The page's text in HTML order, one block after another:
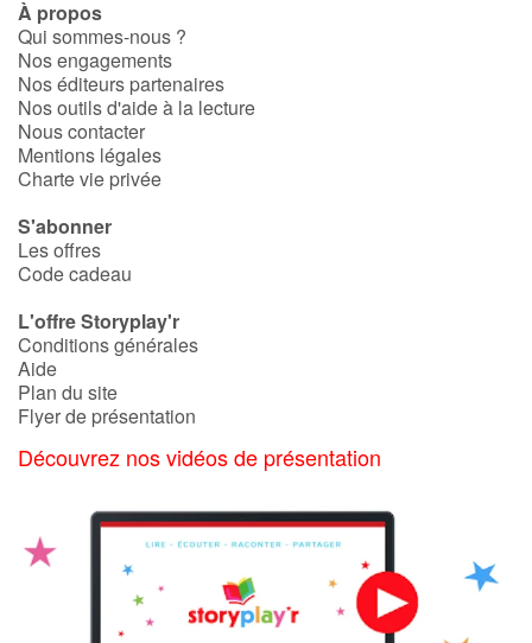
À propos
Qui sommes-nous ?
Nos engagements
Nos éditeurs partenaires
Nos outils d'aide à la lecture
Nous contacter
Mentions légales
Charte vie privée
S'abonner
Les offres
Code cadeau
L'offre Storyplay'r
Conditions générales
Aide
Plan du site
Flyer de présentation
Découvrez nos vidéos de présentation